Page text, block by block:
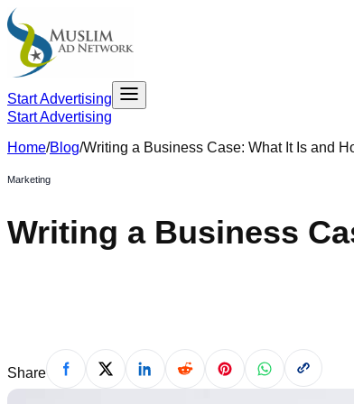
Start Advertising
Start Advertising
Home/Blog/Writing a Business Case: What It Is and
Marketing
Writing a Business
Share